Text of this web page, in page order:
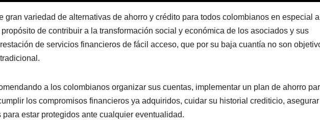
gran variedad de alternativas de ahorro y crédito para todos colombianos en especial a
de contribuir a la transformación social y económica de los asociados y sus
de servicios financieros de fácil acceso, que por su baja cuantía no son
a los colombianos organizar sus cuentas, implementar un plan de ahorro
los compromisos financieros ya adquiridos, cuidar su historial crediticio,
estar protegidos ante cualquier eventualidad.